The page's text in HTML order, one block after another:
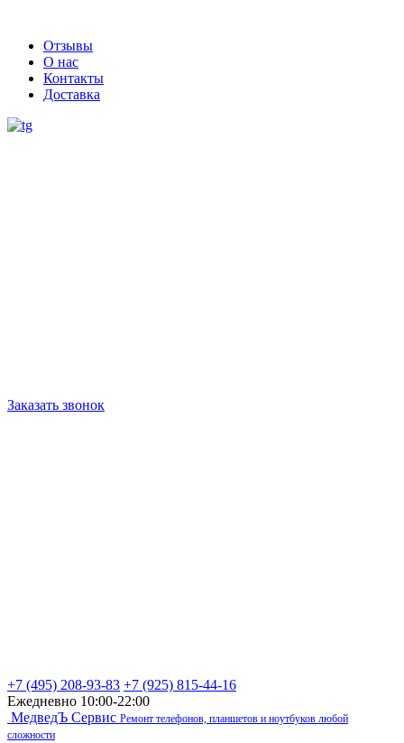
Отзывы
О нас
Контакты
Доставка
Заказать звонок
+7 (495) 208-93-83 +7 (925) 815-44-16
Ежедневно 10:00-22:00
МедведЪ Сервис Ремонт телефонов, планшетов и ноутбуков любой
сложности